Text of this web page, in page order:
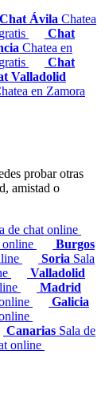
Chat Ávila Chatea
Chat
Chatea en
Chat
Valladolid
en Zamora
probar otras
amistad o
de chat online
online
Burgos
Soria Sala
Valladolid
Madrid
Galicia
Canarias Sala de
online